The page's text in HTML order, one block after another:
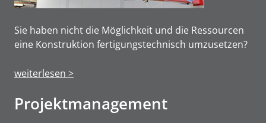
Sie haben nicht die Möglichkeit und die Ressourcen
eine Konstruktion fertigungstechnisch umzusetzen?
weiterlesen >
Projektmanage­ment